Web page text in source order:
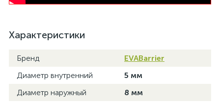
Характеристики
Бренд
EVABarrier
Диаметр внутренний
5 мм
Диаметр наружный
8 мм